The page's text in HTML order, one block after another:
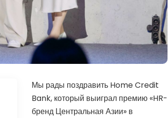
Мы рады поздравить Home Credit
Bank, который выиграл премию «HR-
бренд Центральная Азии» в